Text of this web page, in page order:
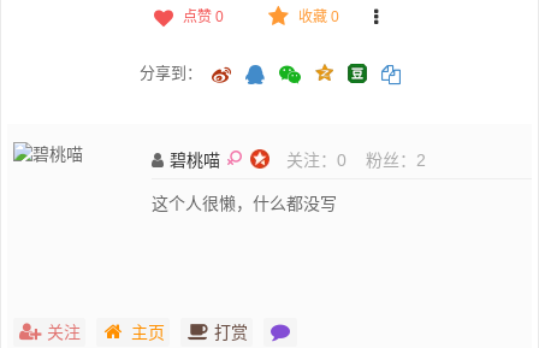
点赞 0 收藏 0
分享到：
碧桃喵 关注： 0 粉丝： 2
这个人很懒，什么都没写
关注 主页 打赏